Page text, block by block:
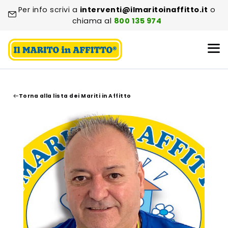
Per info scrivi a interventi@ilmaritoinaffitto.it o
chiama al 800 135 974
Torna alla lista dei Mariti in Affitto